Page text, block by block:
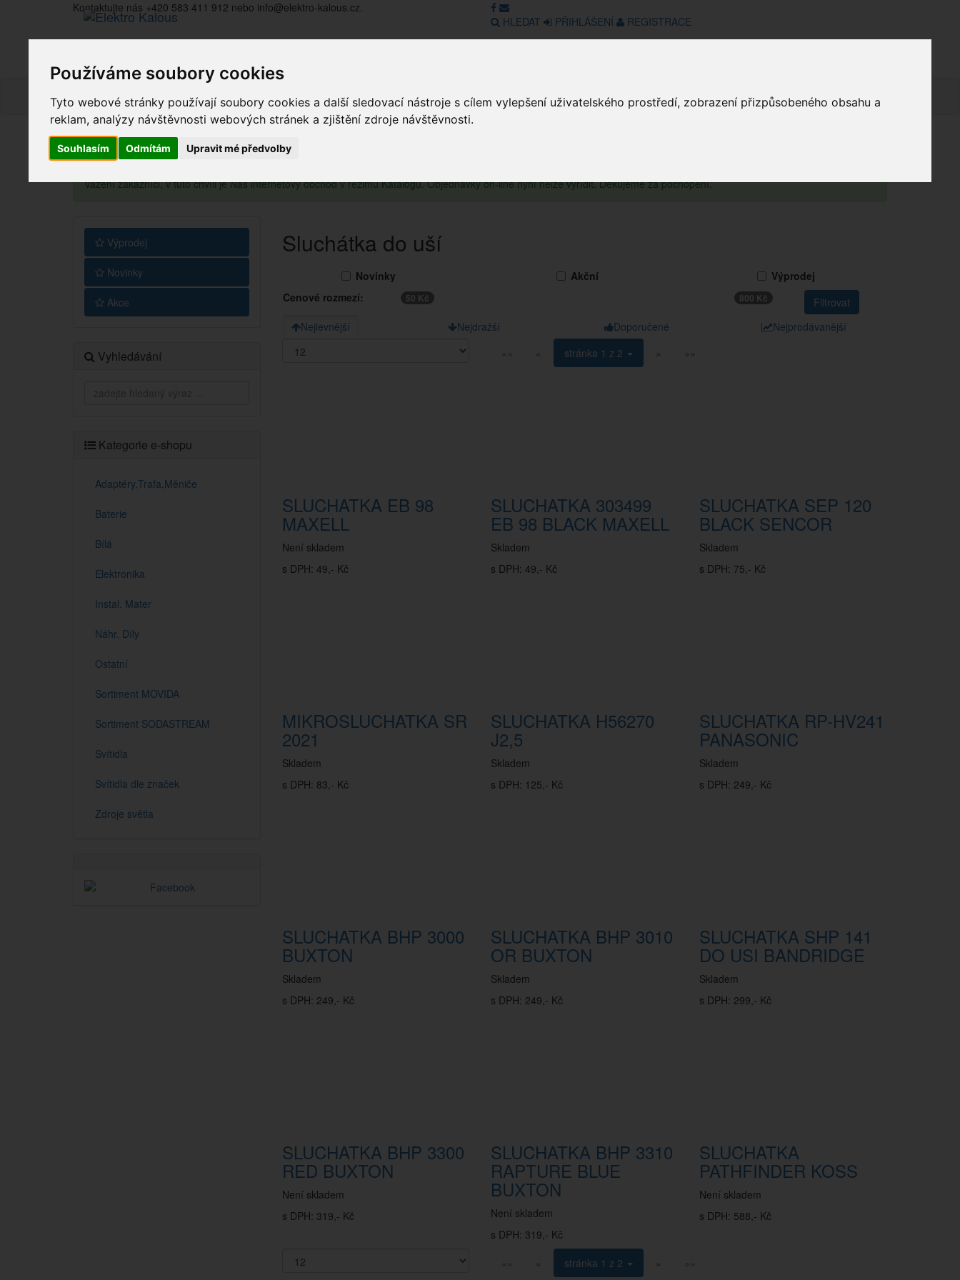
Používáme soubory cookies
Tyto webové stránky používají soubory cookies a další sledovací nástroje s cílem vylepšení uživatelského prostředí, zobrazení přizpůsobeného obsahu a
reklam, analýzy návštěvnosti webových stránek a zjištění zdroje návštěvnosti.
Souhlasím Odmítám Upravit mé předvolby
Kontaktujte nás +420 583 411 912 nebo info@elektro-kalous.cz.
HLEDAT
PŘIHLÁŠENÍ REGISTRACE
Obchod GDPR Obchodní podmínky Doprava a platba Kontakt Košík
Vážení zákazníci, v tuto chvíli je Náš internetový obchod v režimu Katalogu. Objednávky on-line nyní nelze vyřídit. Děkujeme za pochopení.
Výprodej
Novinky
Akce
Vyhledávání
Kategorie e-shopu
Adaptéry,Trafa,Měniče
Baterie
Bílá
Elektronika
Instal. Mater
Náhr. Díly
Ostatní
Sortiment MOVIDA
Sortiment SODASTREAM
Svítidla
Svítidla dle značek
Zdroje světla
Sluchátka do uší
Novinky Akční
Výprodej
Cenové rozmezí:
50 Kč 800 Kč
Nejlevnější Nejdražší Doporučené
Nejprodávanější
««
« stránka 1 z 2 » »»
SLUCHATKA EB 98
MAXELL
Není skladem
s DPH: 49,- Kč
SLUCHATKA 303499
EB 98 BLACK MAXELL
Skladem
s DPH: 49,- Kč
SLUCHATKA SEP 120
BLACK SENCOR
Skladem
s DPH: 75,- Kč
MIKROSLUCHATKA SR
2021
Skladem
s DPH: 83,- Kč
SLUCHATKA H56270
J2,5
Skladem
s DPH: 125,- Kč
SLUCHATKA RP-HV241
PANASONIC
Skladem
s DPH: 249,- Kč
SLUCHATKA BHP 3000
BUXTON
Skladem
s DPH: 249,- Kč
SLUCHATKA BHP 3010
OR BUXTON
Skladem
s DPH: 249,- Kč
SLUCHATKA SHP 141
DO USI BANDRIDGE
Skladem
s DPH: 299,- Kč
SLUCHATKA BHP 3300
RED BUXTON
Není skladem
s DPH: 319,- Kč
SLUCHATKA BHP 3310
RAPTURE BLUE
BUXTON
Není skladem
s DPH: 319,- Kč
SLUCHATKA
PATHFINDER KOSS
Není skladem
s DPH: 588,- Kč
«« « stránka 1 z 2 »
»»